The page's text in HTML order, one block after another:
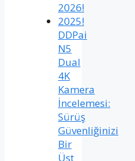
2026!
2025!
DDPai
N5
Dual
4K
Kamera
İncelemesi:
Sürüş
Güvenliğinizi
Bir
Üst